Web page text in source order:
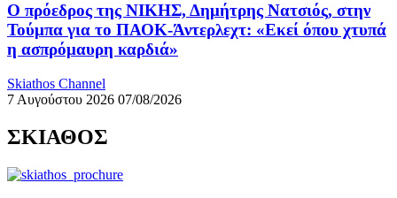
Ο πρόεδρος της ΝΙΚΗΣ, Δημήτρης Νατσιός, στην
Τούμπα για το ΠΑΟΚ-Άντερλεχτ: «Εκεί όπου χτυπά
η ασπρόμαυρη καρδιά»
Skiathos Channel
7 Αυγούστου 2026 07/08/2026
ΣΚΙΑΘΟΣ